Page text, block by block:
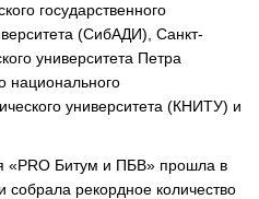
государственного
(СибАДИ), Санкт-
университета Петра
национального
университета (КНИТУ) и
«PRO Битум и ПБВ» прошла в
собрала рекордное количество